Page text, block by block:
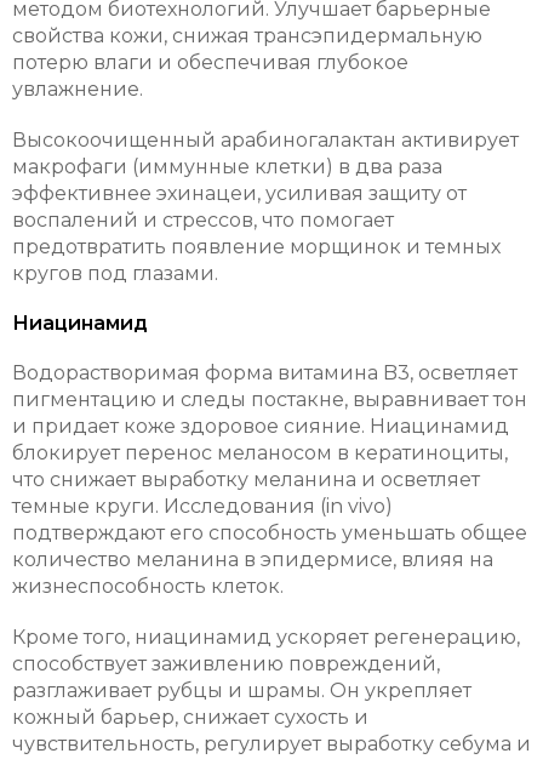
методом биотехнологий. Улучшает барьерные
свойства кожи, снижая трансэпидермальную
потерю влаги и обеспечивая глубокое
увлажнение.
Высокоочищенный арабиногалактан активирует
макрофаги (иммунные клетки) в два раза
эффективнее эхинацеи, усиливая защиту от
воспалений и стрессов, что помогает
предотвратить появление морщинок и темных
кругов под глазами.
Ниацинамид
Водорастворимая форма витамина B3, осветляет
пигментацию и следы постакне, выравнивает тон
и придает коже здоровое сияние. Ниацинамид
блокирует перенос меланосом в кератиноциты,
что снижает выработку меланина и осветляет
темные круги. Исследования (in vivo)
подтверждают его способность уменьшать общее
количество меланина в эпидермисе, влияя на
жизнеспособность клеток.
Кроме того, ниацинамид ускоряет регенерацию,
способствует заживлению повреждений,
разглаживает рубцы и шрамы. Он укрепляет
кожный барьер, снижает сухость и
чувствительность, регулирует выработку себума и